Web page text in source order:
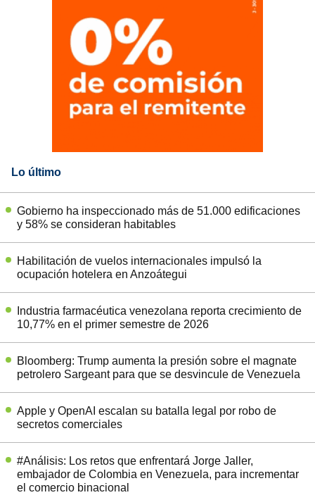
Lo último
Gobierno ha inspeccionado más de 51.000 edificaciones
y 58% se consideran habitables
Habilitación de vuelos internacionales impulsó la
ocupación hotelera en Anzoátegui
Industria farmacéutica venezolana reporta crecimiento de
10,77% en el primer semestre de 2026
Bloomberg: Trump aumenta la presión sobre el magnate
petrolero Sargeant para que se desvincule de Venezuela
Apple y OpenAI escalan su batalla legal por robo de
secretos comerciales
#Análisis: Los retos que enfrentará Jorge Jaller,
embajador de Colombia en Venezuela, para incrementar
el comercio binacional